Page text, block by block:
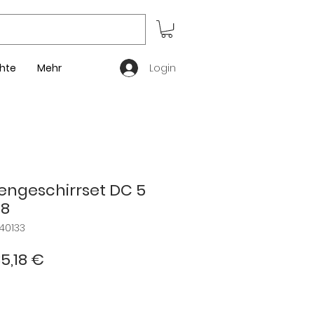
Login
Mehr
DC 5
€